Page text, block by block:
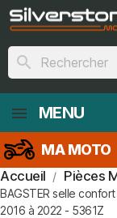
search
MENU
MA MOTO
Accueil Pièces
BAGSTER selle
2016 à 2022 - 5361Z